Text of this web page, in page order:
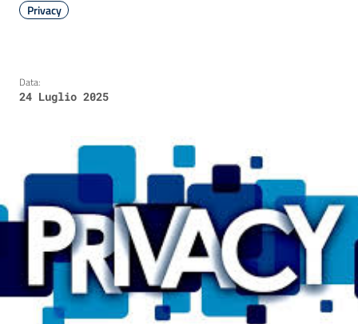
Privacy
Data:
24 Luglio 2025